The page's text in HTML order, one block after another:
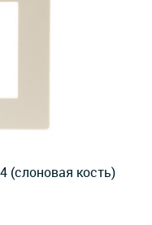
(слоновая кость)